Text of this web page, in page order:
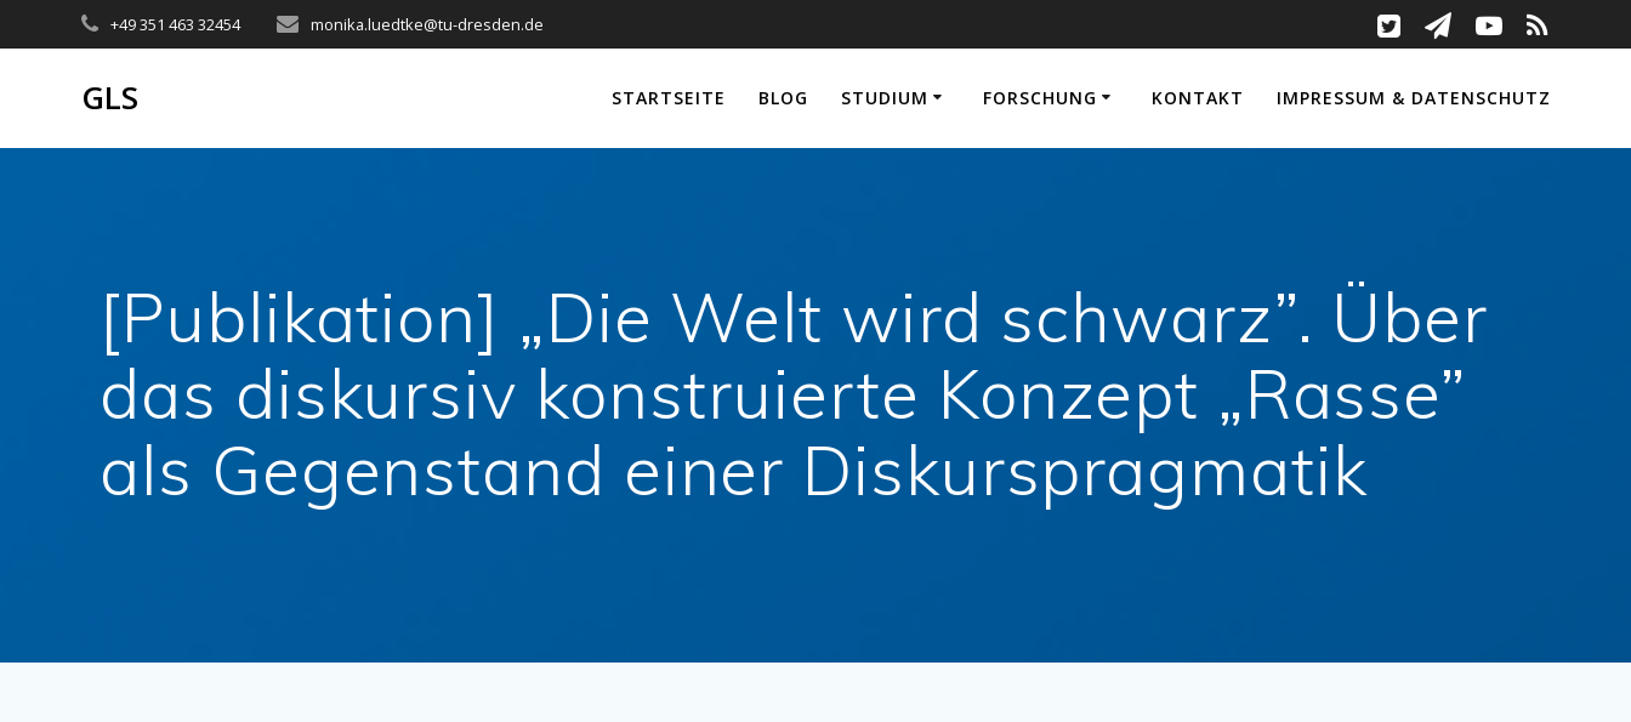
Inhalt
+49 351 463 32454 monika.luedtke@tu-dresden.de
GLS STARTSEITE BLOG STUDIUM FORSCHUNG KONTAKT IMPRESSUM & DATENSCHUTZ
[Publikation] „Die Welt wird schwarz”. Über
das diskursiv konstruierte Konzept „Rasse”
als Gegenstand einer Diskurspragmatik